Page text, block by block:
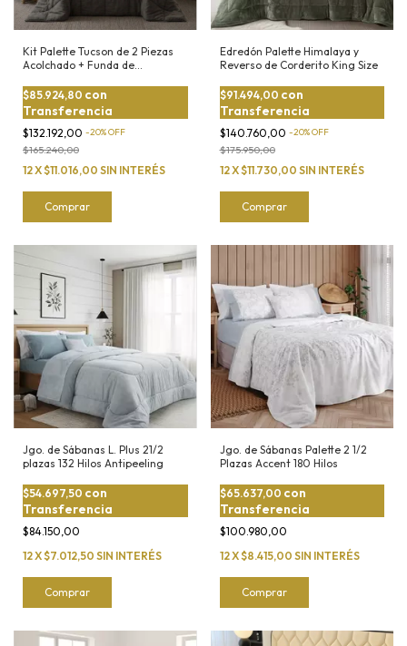
Kit Palette Tucson de 2 Piezas
Acolchado + Funda de
$132.192,00 -20%OFF
$165.240,00
$85.924,80 con
Transferencia
12X$11.016,00 SIN INTERÉS
Comprar
Edredón Palette Himalaya y
Reverso de Corderito King Size
$140.760,00 -20%OFF
$175.950,00
$91.494,00 con
Transferencia
12X$11.730,00 SIN INTERÉS
Comprar
Jgo. de Sábanas L. Plus 21/2
plazas 132 Hilos Antipeeling
$84.150,00
$54.697,50 con
Transferencia
12X$7.012,50 SIN INTERÉS
Comprar
Jgo. de Sábanas Palette 2 1/2
Plazas Accent 180 Hilos
$100.980,00
$65.637,00 con
Transferencia
12X$8.415,00 SIN INTERÉS
Comprar